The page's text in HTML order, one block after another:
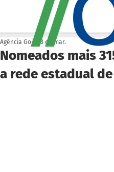
Nomeados mais
a rede estadual
Agência Goiás 3 de mar.